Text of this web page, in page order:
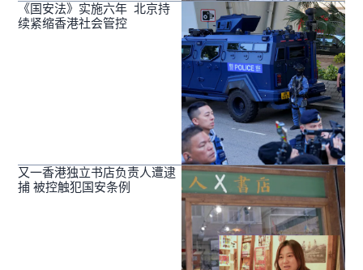
《国安法》实施六年 北京持
续紧缩香港社会管控
又一香港独立书店负责人遭逮
捕 被控触犯国安条例